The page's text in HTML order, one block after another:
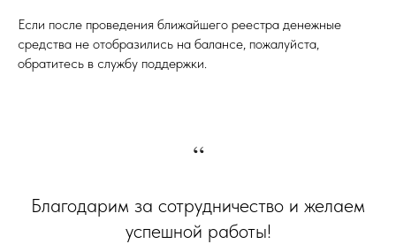
Если после проведения ближайшего реестра денежные
средства не отобразились на балансе, пожалуйста,
обратитесь в службу поддержки.
“
Благодарим за сотрудничество и желаем
успешной работы!